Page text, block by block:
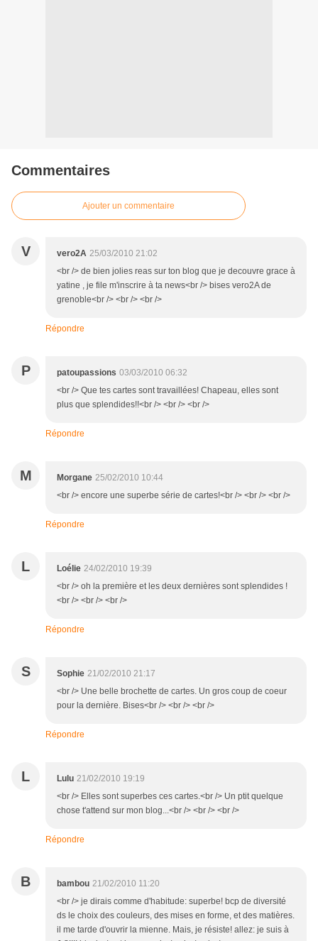
Commentaires
Ajouter un commentaire
V vero2A 25/03/2010 21:02
<br /> de bien jolies reas sur ton blog que je decouvre grace à
yatine , je file m'inscrire à ta news<br /> bises vero2A de
grenoble<br /> <br /> <br />
Répondre
P patoupassions 03/03/2010 06:32
<br /> Que tes cartes sont travaillées! Chapeau, elles sont
plus que splendides!!<br /> <br /> <br />
Répondre
M Morgane 25/02/2010 10:44
<br /> encore une superbe série de cartes!<br /> <br /> <br />
Répondre
L Loélie 24/02/2010 19:39
<br /> oh la première et les deux dernières sont splendides !
<br /> <br /> <br />
Répondre
S Sophie 21/02/2010 21:17
<br /> Une belle brochette de cartes. Un gros coup de coeur
pour la dernière. Bises<br /> <br /> <br />
Répondre
L Lulu 21/02/2010 19:19
<br /> Elles sont superbes ces cartes.<br /> Un ptit quelque
chose t'attend sur mon blog...<br /> <br /> <br />
Répondre
B bambou 21/02/2010 11:20
<br /> je dirais comme d'habitude: superbe! bcp de diversité
ds le choix des couleurs, des mises en forme, et des matières.
il me tarde d'ouvrir la mienne. Mais, je résiste! allez: je suis à